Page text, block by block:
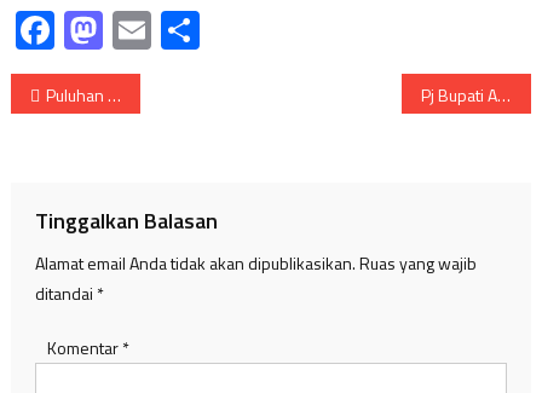
Facebook
Mastodon
Email
Navigasi
Puluhan TKK Muba Ikuti Pembekalan dan Fasilitasi Uji Sertifikasi Kompetensi Pj Bupati Apriyadi Perjuangkan Tambahan Exit Tol di Muba
Tinggalkan Balasan
Alamat email Anda tidak akan dipublikasikan.Ruas yang wajib
ditandai *
Komentar*